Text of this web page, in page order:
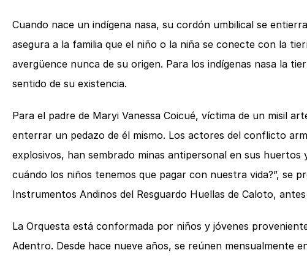
Cuando nace un indígena nasa, su cordón umbilical se
asegura a la familia que el niño o la niña se conecte con la
avergüence nunca de su origen. Para los indígenas nasa la
sentido de su existencia.
Para el padre de Maryi Vanessa Coicué, víctima de un misil
enterrar un pedazo de él mismo. Los actores del conflicto
explosivos, han sembrado minas antipersonal en sus
cuándo los niños tenemos que pagar con nuestra vida?”, se
Instrumentos Andinos del Resguardo Huellas de Caloto,
La Orquesta está conformada por niños y jóvenes
Adentro. Desde hace nueve años, se reúnen mensualmente